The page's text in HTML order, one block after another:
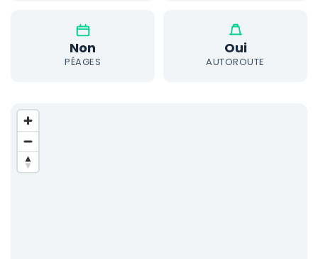
Non
PÉAGES
Oui
AUTOROUTE